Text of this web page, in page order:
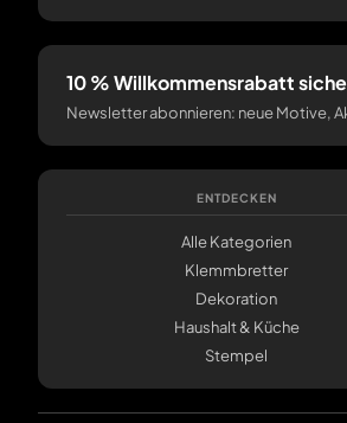
10 % Willkommensrabatt
Newsletter abonnieren: neue Motive,
ENTDECKEN
Alle Kategorien
Klemmbretter
Dekoration
Haushalt & Küche
Stempel